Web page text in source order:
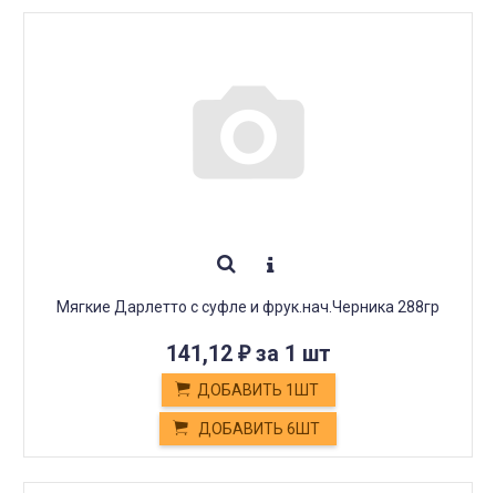
Мягкие Дарлетто с суфле и фрук.нач.Черника 288гр
141,12 ₽за 1 шт
ДОБАВИТЬ 1ШТ
ДОБАВИТЬ 6ШТ